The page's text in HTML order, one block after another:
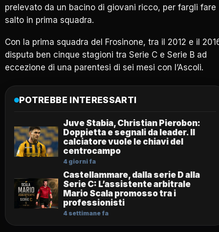
prelevato da un bacino di giovani ricco, per fargli fare
salto in prima squadra.
Con la prima squadra del Frosinone, tra il 2012 e il
disputa ben cinque stagioni tra Serie C e Serie B ad
eccezione di una parentesi di sei mesi con l’Ascoli.
POTREBBE INTERESSARTI
Juve Stabia, Christian Pierobon:
Doppietta e segnali da leader. Il
calciatore vuole le chiavi del
centrocampo
4 giorni fa
Castellammare, dalla serie D alla
Serie C: L’assistente arbitrale
Mario Scala promosso tra i
professionisti
4 settimane fa